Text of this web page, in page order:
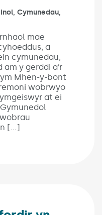
, Cymunedau,
mae
a
cymunedau,
y gerddi a’r
Mhen-y-bont
wobrwyo
at ei
[…]